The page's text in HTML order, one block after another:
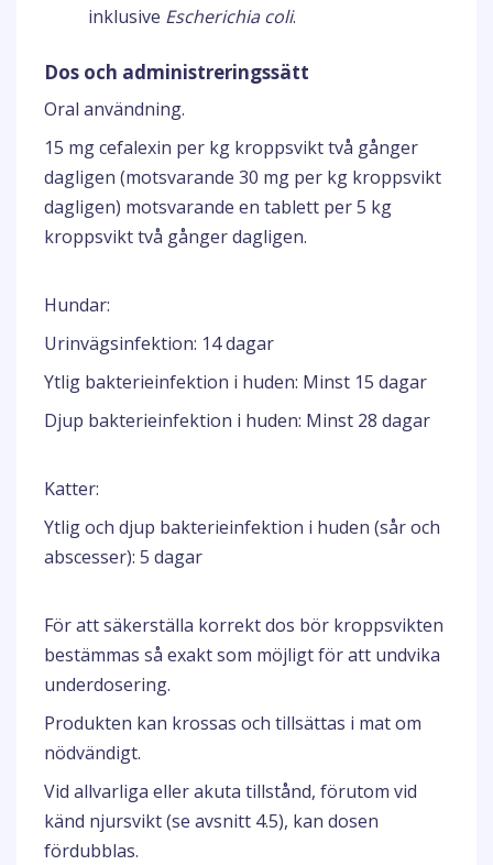
inklusive Escherichia coli.
Dos och administreringssätt
Oral användning.
15 mg cefalexin per kg kroppsvikt två gånger
dagligen (motsvarande 30 mg per kg kroppsvikt
dagligen) motsvarande en tablett per 5 kg
kroppsvikt två gånger dagligen.
Hundar:
Urinvägsinfektion: 14 dagar
Ytlig bakterieinfektion i huden: Minst 15 dagar
Djup bakterieinfektion i huden: Minst 28 dagar
Katter:
Ytlig och djup bakterieinfektion i huden (sår och
abscesser): 5 dagar
För att säkerställa korrekt dos bör kroppsvikten
bestämmas så exakt som möjligt för att undvika
underdosering.
Produkten kan krossas och tillsättas i mat om
nödvändigt.
Vid allvarliga eller akuta tillstånd, förutom vid
känd njursvikt (se avsnitt 4.5), kan dosen
fördubblas.